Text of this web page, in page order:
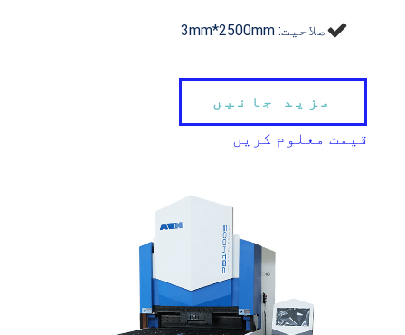
صلاحیت: 3mm*2500mm
مزید جانیں
قیمت معلوم کریں